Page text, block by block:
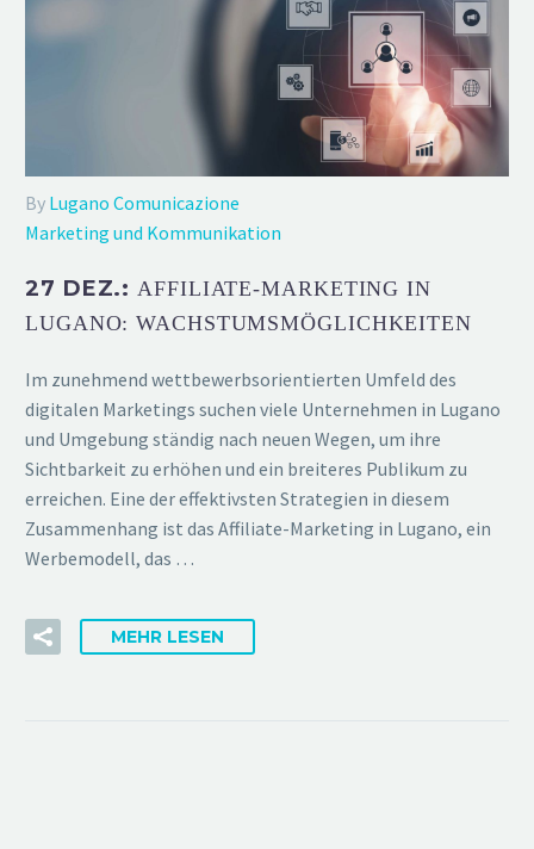
By Lugano Comunicazione
Marketing und Kommunikation
27 DEZ.:AFFILIATE-MARKETING IN
LUGANO: WACHSTUMSMÖGLICHKEITEN
Im zunehmend wettbewerbsorientierten Umfeld des
digitalen Marketings suchen viele Unternehmen in Lugano
und Umgebung ständig nach neuen Wegen, um ihre
Sichtbarkeit zu erhöhen und ein breiteres Publikum zu
erreichen. Eine der effektivsten Strategien in diesem
Zusammenhang ist das Affiliate-Marketing in Lugano, ein
Werbemodell, das …
MEHR LESEN